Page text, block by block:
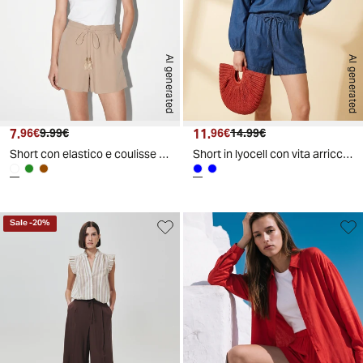
AI generated
Prezzo attuale
7.96€ Prezzo originale
9.99€
Short con elastico e coulisse in vita - Beige corda
AI generated
Prezzo attuale
11.96€ Prezzo originale
14.99€
Short in lyocell con vita arricciata - DENIM SCURO
Sale-20%